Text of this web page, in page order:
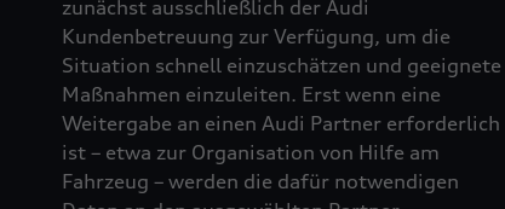
zunächst ausschließlich der Audi
Kundenbetreuung zur Verfügung, um die
Situation schnell einzuschätzen und geeignete
Maßnahmen einzuleiten. Erst wenn eine
Weitergabe an einen Audi Partner erforderlich
ist – etwa zur Organisation von Hilfe am
Fahrzeug – werden die dafür notwendigen